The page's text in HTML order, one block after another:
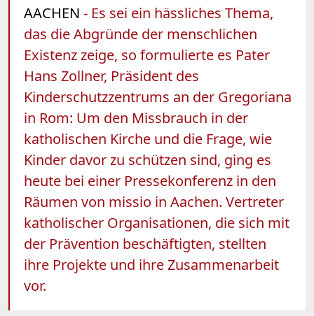
AACHEN - Es sei ein hässliches Thema,
das die Abgründe der menschlichen
Existenz zeige, so formulierte es Pater
Hans Zollner, Präsident des
Kinderschutzzentrums an der Gregoriana
in Rom: Um den Missbrauch in der
katholischen Kirche und die Frage, wie
Kinder davor zu schützen sind, ging es
heute bei einer Pressekonferenz in den
Räumen von missio in Aachen. Vertreter
katholischer Organisationen, die sich mit
der Prävention beschäftigten, stellten
ihre Projekte und ihre Zusammenarbeit
vor.